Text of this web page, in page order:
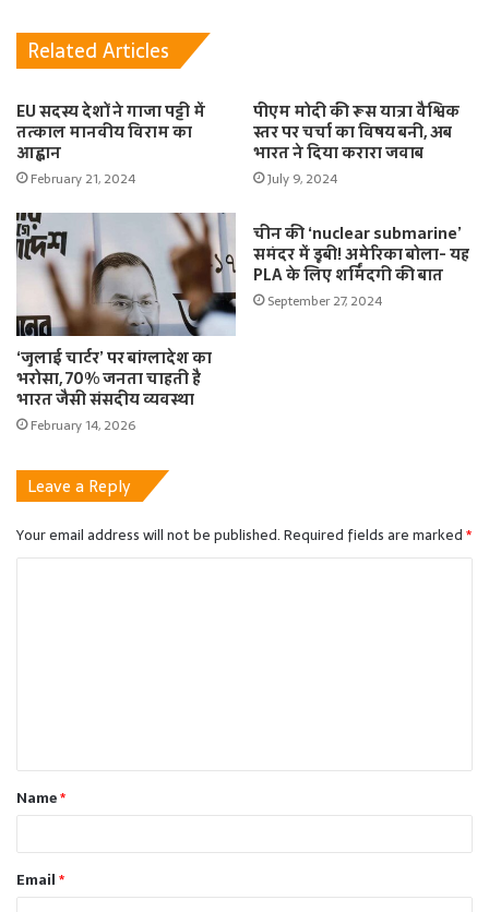
Related Articles
EU सदस्य देशों ने गाजा पट्टी में
तत्काल मानवीय विराम का
आह्वान
February 21, 2024
पीएम मोदी की रूस यात्रा वैश्विक
स्तर पर चर्चा का विषय बनी, अब
भारत ने दिया करारा जवाब
July 9, 2024
‘जुलाई चार्टर’ पर बांग्लादेश का
भरोसा, 70% जनता चाहती है
भारत जैसी संसदीय व्यवस्था
February 14, 2026
चीन की ‘nuclear submarine’
समंदर में डूबी! अमेरिका बोला- यह
PLA के लिए शर्मिंदगी की बात
September 27, 2024
Leave a Reply
Your email address will not be published.Required fields are marked*
t
*Name*
Email*